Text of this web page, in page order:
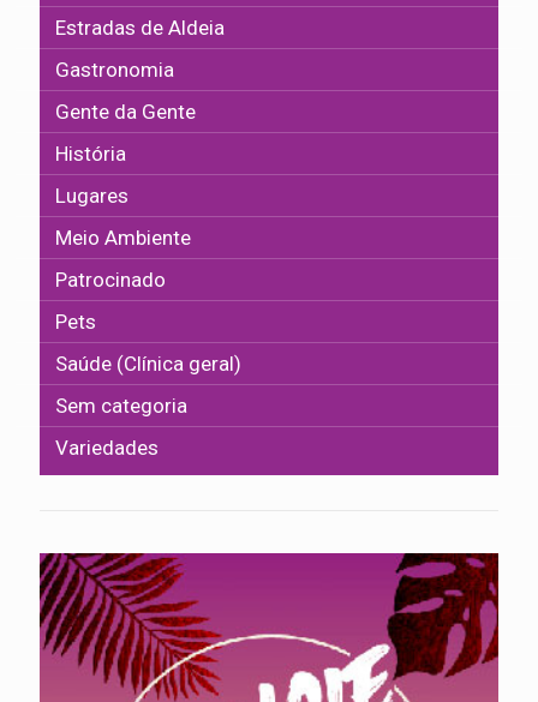
Estradas de Aldeia
Gastronomia
Gente da Gente
História
Lugares
Meio Ambiente
Patrocinado
Pets
Saúde (Clínica geral)
Sem categoria
Variedades